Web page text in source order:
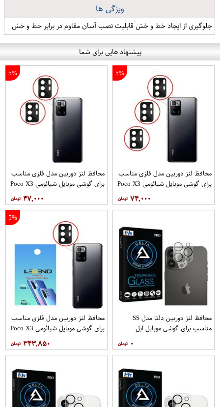
ویژگی ها
جلوگیری از ایجاد خط و خش قابلیت نصب آسان مقاوم در برابر خط و خش
پیشنهاد هایی برای شما
5%
محافظ لنز دوربین مدل فلزی مناسب
برای گوشی موبایل شیائومی Poco X3
۷۴,۰۰۰
5%
محافظ لنز دوربین مدل فلزی مناسب
برای گوشی موبایل شیائومی Poco X3
۴۷,۰۰۰
محافظ لنز دوربین دلتا مدل SS
مناسب برای گوشی موبایل اپل
۰
5%
محافظ لنز دوربین مدل فلزی مناسب
برای گوشی موبایل شیائومی Poco X3
۳۴۳,۸۵۰